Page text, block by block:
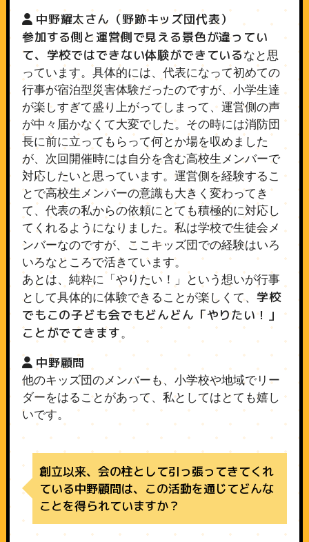
中野耀太さん（野跡キッズ団代表）
参加する側と運営側で見える景色が違ってい
て、学校ではできない体験ができているなと思
っています。具体的には、代表になって初めての
行事が宿泊型災害体験だったのですが、小学生達
が楽しすぎて盛り上がってしまって、運営側の声
が中々届かなくて大変でした。その時には消防団
長に前に立ってもらって何とか場を収めました
が、次回開催時には自分を含む高校生メンバーで
対応したいと思っています。運営側を経験するこ
とで高校生メンバーの意識も大きく変わってき
て、代表の私からの依頼にとても積極的に対応し
てくれるようになりました。私は学校で生徒会メ
ンバーなのですが、ここキッズ団での経験はいろ
いろなところで活きています。
あとは、純粋に「やりたい！」という想いが行事
として具体的に体験できることが楽しくて、 学校
でもこの子ども会でもどんどん「やりたい！」
ことがでてきます。
中野顧問
他のキッズ団のメンバーも、小学校や地域でリー
ダーをはることがあって、私としてはとても嬉し
いです。
創立以来、会の柱として引っ張ってきてくれ
ている中野顧問は、この活動を通じてどんな
ことを得られていますか？